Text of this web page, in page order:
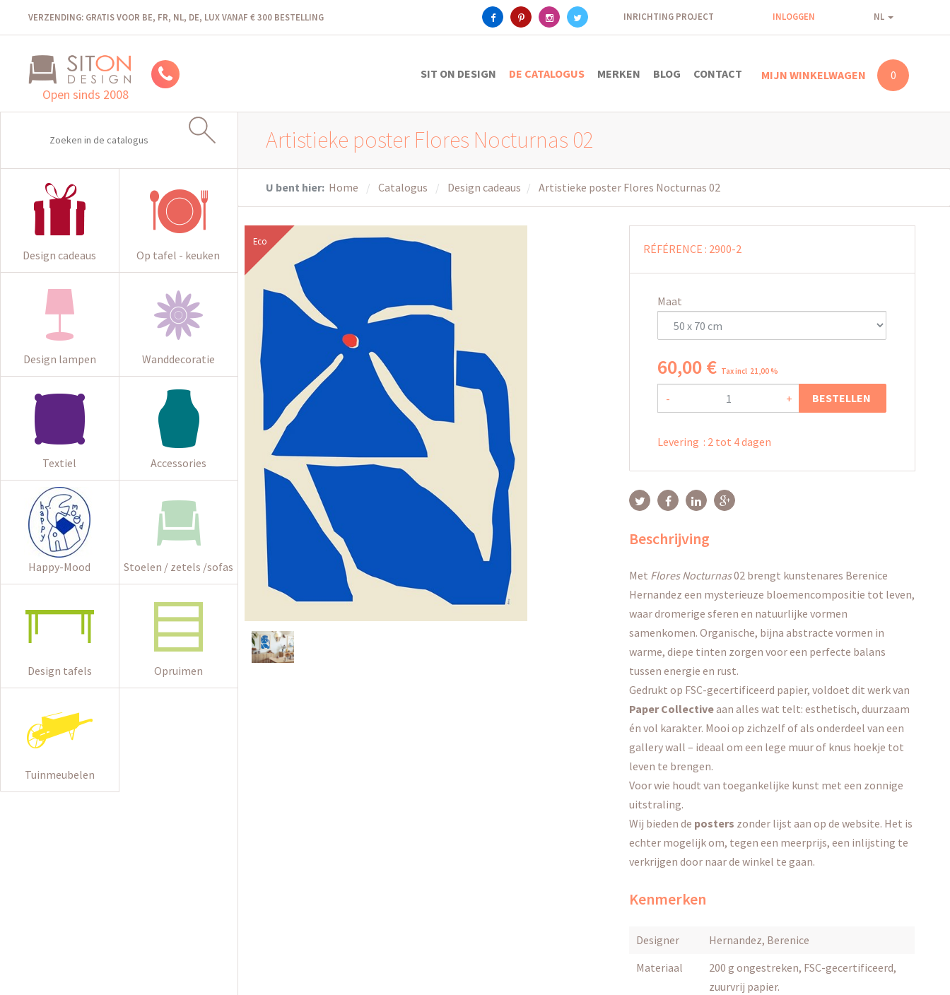
VERZENDING: GRATIS VOOR BE, FR, NL, DE, LUX VANAF € 300 BESTELLING INRICHTING PROJECT INLOGGEN NL
Open sinds 2008
SIT ON DESIGN DE CATALOGUS MERKEN BLOG CONTACT MIJN WINKELWAGEN 0
Design cadeaus Op tafel - keuken
Design lampen Wanddecoratie
Textiel Accessories
Happy-Mood Stoelen / zetels /sofas
Design tafels Opruimen
Tuinmeubelen
Artistieke poster Flores Nocturnas 02
U bent hier: Home Catalogus Design cadeaus Artistieke poster Flores Nocturnas 02
Eco
RÉFÉRENCE : 2900-2
Maat
60,00€ Tax incl 21,00 %
- + BESTELLEN
Levering : 2 tot 4 dagen
Beschrijving
Met Flores Nocturnas02 brengt kunstenares Berenice
Hernandez een mysterieuze bloemencompositie tot leven,
waar dromerige sferen en natuurlijke vormen
samenkomen. Organische, bijna abstracte vormen in
warme, diepe tinten zorgen voor een perfecte balans
tussen energie en rust.
Gedrukt op FSC-gecertificeerd papier, voldoet dit werk van
Paper Collectiveaan alles wat telt: esthetisch, duurzaam
én vol karakter. Mooi op zichzelf of als onderdeel van een
gallery wall – ideaal om een lege muur of knus hoekje tot
leven te brengen.
Voor wie houdt van toegankelijke kunst met een zonnige
uitstraling.
Wij bieden de posters zonder lijst aan op de website. Het is
echter mogelijk om, tegen een meerprijs, een inlijsting te
verkrijgen door naar de winkel te gaan.
Kenmerken
Designer
Hernandez, Berenice
Materiaal
200 g ongestreken, FSC-gecertificeerd,
zuurvrij papier.